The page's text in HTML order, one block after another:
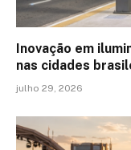
Inovação em
nas cidades
julho 29, 2026